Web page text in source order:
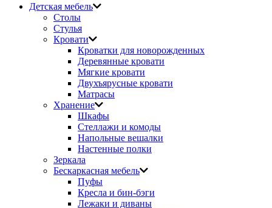
Детская мебель
Столы
Стулья
Кровати
Кроватки для новорожденных
Деревянные кровати
Мягкие кровати
Двухъярусные кровати
Матрасы
Хранение
Шкафы
Стеллажи и комоды
Напольные вешалки
Настенные полки
Зеркала
Бескаркасная мебель
Пуфы
Кресла и бин-бэги
Лежаки и диваны